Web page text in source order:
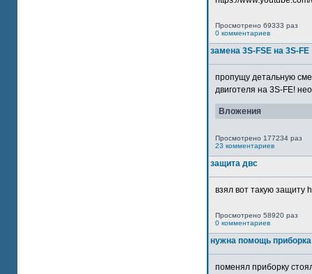
Просмотрено 69333 раз
0 комментариев
замена 3S-FSE на 3S-FE
пропущу детальную
двиготеля на 3S-FE!
Вложения
Просмотрено 177234 раз
23 комментариев
защита двс
взял вот такую защиту
Просмотрено 58920 раз
0 комментариев
нужна помощь
поменял приборку